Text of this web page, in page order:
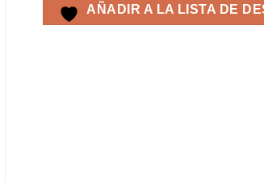
AÑADIR A LA LISTA DE